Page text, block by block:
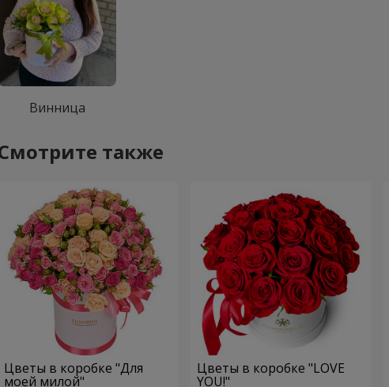
Винница
также
Цветы в коробке "Для
моей милой"
Цветы в коробке "LOVE
YOU!"